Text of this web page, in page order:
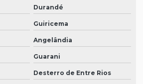
Durandé
Guiricema
Angelândia
Guarani
Desterro de Entre Rios